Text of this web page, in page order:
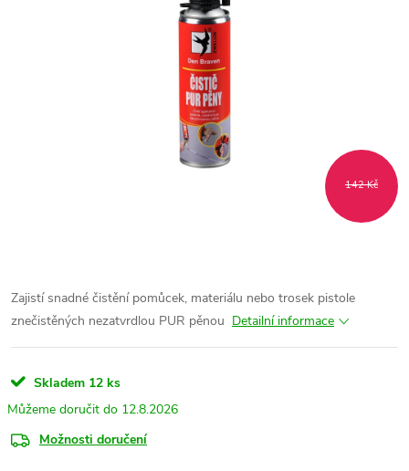
142 Kč
Zajistí snadné čistění pomůcek, materiálu nebo trosek pistole
znečistěných nezatvrdlou PUR pěnou Detailní informace
Skladem 12 ks
12.8.2026
Možnosti doručení